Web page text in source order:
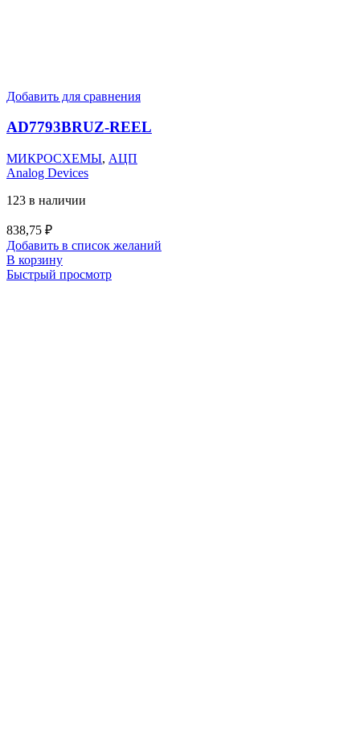
Добавить для сравнения
AD7793BRUZ-REEL
МИКРОСХЕМЫ, АЦП
Analog Devices
123 в наличии
838,75 ₽
Добавить в список желаний
В корзину
Быстрый просмотр